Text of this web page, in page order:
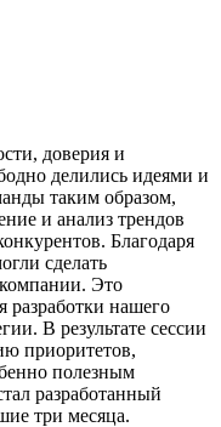
доверия и
делились идеями и
таким образом,
и анализ трендов
Благодаря
сделать
Это
нашего
В результате сессии
приоритетов,
полезным
разработанный
три месяца.